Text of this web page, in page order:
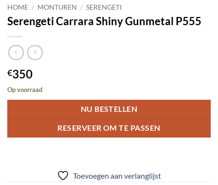
HOME / MONTUREN / SERENGETI
Serengeti Carrara Shiny Gunmetal P555
€350
Op voorraad
NU BESTELLEN
RESERVEER OM TE PASSEN
Toevoegen aan verlanglijst